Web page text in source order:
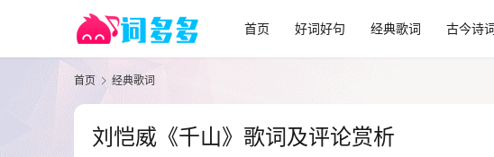
首页 好词好句 经典歌词 古今诗
首页 经典歌词
刘恺威《千山》歌词及评论赏析